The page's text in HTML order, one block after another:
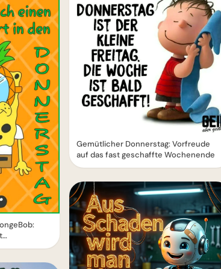
Gemütlicher Donnerstag: Vorfreude
auf das fast geschaffte Wochenende